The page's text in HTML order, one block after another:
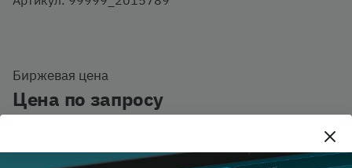
Биржевая цена
Цена по запросу
Количество тонн